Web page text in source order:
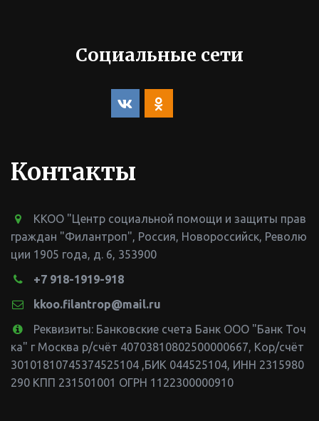
Социальные сети
Контакты
ККОО "Центр социальной помощи и защиты прав
граждан "Филантроп", Россия, Новороссийск, Револю
ции 1905 года, д. 6, 353900
+7 918-1919-918
kkoo.filantrop@mail.ru
Реквизиты: Банковские счета Банк ООО "Банк Точ
ка" г Москва р/счёт 40703810802500000667, Кор/счёт
30101810745374525104 ,БИК 044525104, ИНН 2315980
290 КПП 231501001 ОГРН 1122300000910